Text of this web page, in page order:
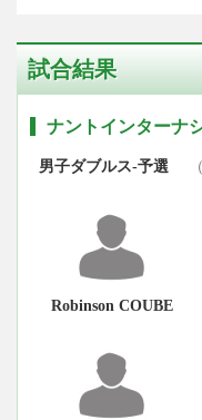
試合結果
ナントインターナ
男子ダブルス-予選
Robinson COUBE